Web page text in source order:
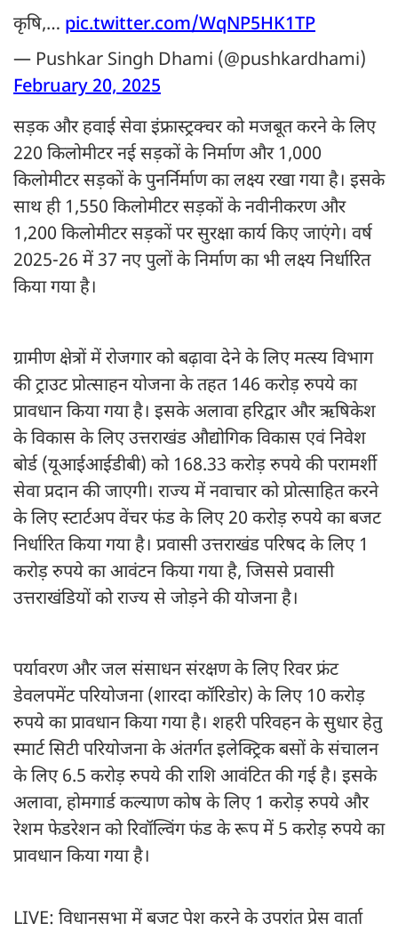
कृषि,… pic.twitter.com/WqNP5HK1TP
— Pushkar Singh Dhami (@pushkardhami)
February 20, 2025
सड़क और हवाई सेवा इंफ्रास्ट्रक्चर को मजबूत करने के लिए
220 किलोमीटर नई सड़कों के निर्माण और 1,000
किलोमीटर सड़कों के पुनर्निर्माण का लक्ष्य रखा गया है। इसके
साथ ही 1,550 किलोमीटर सड़कों के नवीनीकरण और
1,200 किलोमीटर सड़कों पर सुरक्षा कार्य किए जाएंगे। वर्ष
2025-26 में 37 नए पुलों के निर्माण का भी लक्ष्य निर्धारित
किया गया है।
ग्रामीण क्षेत्रों में रोजगार को बढ़ावा देने के लिए मत्स्य विभाग
की ट्राउट प्रोत्साहन योजना के तहत 146 करोड़ रुपये का
प्रावधान किया गया है। इसके अलावा हरिद्वार और ऋषिकेश
के विकास के लिए उत्तराखंड औद्योगिक विकास एवं निवेश
बोर्ड (यूआईआईडीबी) को 168.33 करोड़ रुपये की परामर्शी
सेवा प्रदान की जाएगी। राज्य में नवाचार को प्रोत्साहित करने
के लिए स्टार्टअप वेंचर फंड के लिए 20 करोड़ रुपये का बजट
निर्धारित किया गया है। प्रवासी उत्तराखंड परिषद के लिए 1
करोड़ रुपये का आवंटन किया गया है, जिससे प्रवासी
उत्तराखंडियों को राज्य से जोड़ने की योजना है।
पर्यावरण और जल संसाधन संरक्षण के लिए रिवर फ्रंट
डेवलपमेंट परियोजना (शारदा कॉरिडोर) के लिए 10 करोड़
रुपये का प्रावधान किया गया है। शहरी परिवहन के सुधार हेतु
स्मार्ट सिटी परियोजना के अंतर्गत इलेक्ट्रिक बसों के संचालन
के लिए 6.5 करोड़ रुपये की राशि आवंटित की गई है। इसके
अलावा, होमगार्ड कल्याण कोष के लिए 1 करोड़ रुपये और
रेशम फेडरेशन को रिवॉल्विंग फंड के रूप में 5 करोड़ रुपये का
प्रावधान किया गया है।
LIVE: विधानसभा में बजट पेश करने के उपरांत प्रेस वार्ता